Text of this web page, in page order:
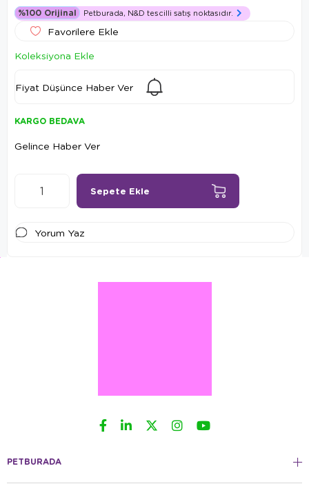
%100 Orijinal Petburada, N&D tescilli satış noktasıdır.
Favorilere Ekle
Koleksiyona Ekle
Fiyat Düşünce Haber Ver
KARGO BEDAVA
Gelince Haber Ver
Yorum Yaz
PETBURADA